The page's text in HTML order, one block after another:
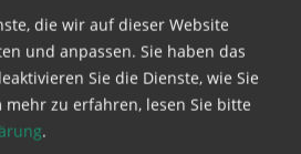
mit Ihrem Benutzernamen
die wir auf dieser Website
und anpassen. Sie haben das
Sie die Dienste, wie Sie
mehr zu erfahren, lesen Sie bitte
.